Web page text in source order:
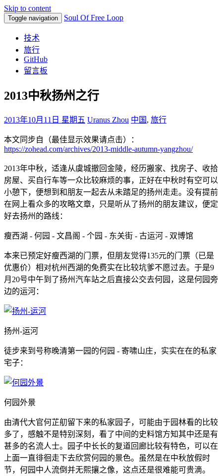
Skip to content
Toggle navigation Soul Of Free Loop
技术
旅行
GitHub
留言板
2013中秋扬州之行
2013年10月11日 星期五 Uranus Zhou 中国 , 旅行
本文同步自（最佳显示效果请点击）：
https://zohead.com/archives/2013-middle-autumn-yangzhou/
2013年中秋，适逢从虞城撤回金陵，经历搬家、找房子、收拾
房屋、买自行车等一众比较麻烦的事，正好在中秋时有空可以
小憩下，便想到和朋友一起去从未踏足的扬州走走。没有提前
在网上看众多的攻略文章，只是听从了扬州的朋友建议，便定
好去扬州的路线：
瘦西湖 - 何园 - 文昌阁 - 个园 - 东关街 - 古运河 - 双博馆
本来已预定好瘦西湖的门票，但朋友觉得135元的门票（已是
优惠价）相对杭州西湖的免费实在比较坑爹不愿过去。于是9
月20号中午到了扬州汽车站之后直接公交去何园，这是何园旁
边的运河：
扬州-运河
徒步来到号称晚清第一园的何园 - 寄啸山庄，实实在在的私家
宅子：
何园外景
由清代大官何芷舠留下来的私家园子，可能由于园林看的比较
多了，感触不是特别深刻，看了中间的史料馆方知其中还是有
甚多的名流人士。园子中长长的复道回廊比较有特色，可以在
上面一直徘徊走下去欣赏何园的景色。虽然是在中秋放假时
节，何园中人流倒并无熙攘之像，这点还是很难能可贵滴。